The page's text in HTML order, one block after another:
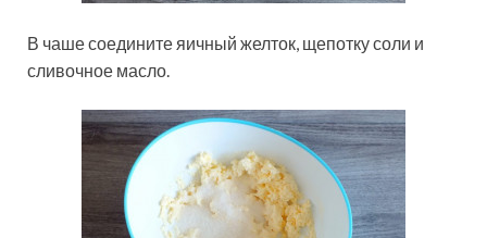
В чаше соедините яичный желток, щепотку соли и
сливочное масло.